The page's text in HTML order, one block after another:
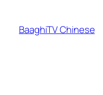
content
BaaghiTV Chinese